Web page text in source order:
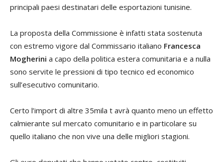
principali paesi destinatari delle esportazioni tunisine.
La proposta della Commissione è infatti stata sostenuta
con estremo vigore dal Commissario italiano Francesca
Mogherini a capo della politica estera comunitaria e a nulla
sono servite le pressioni di tipo tecnico ed economico
sull’esecutivo comunitario.
Certo l’import di altre 35mila t avrà quanto meno un effetto
calmierante sul mercato comunitario e in particolare su
quello italiano che non vive una delle migliori stagioni.